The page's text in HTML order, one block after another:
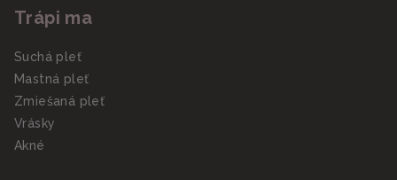
Trápi ma
Suchá pleť
Mastná pleť
Zmiešaná pleť
Vrásky
Akné